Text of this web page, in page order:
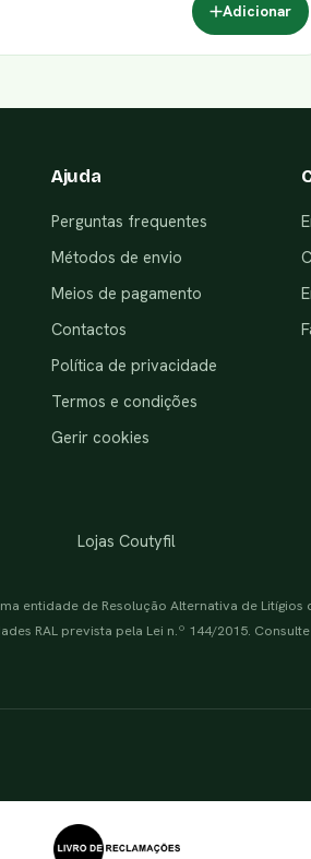
Adicionar
Ajuda
Perguntas frequentes
Métodos de envio
Meios de pagamento
Contactos
Política de privacidade
Termos e condições
Gerir cookies
Lojas Coutyfil
entidade de Resolução Alternativa de
RAL prevista pela Lei n.º 144/2015.